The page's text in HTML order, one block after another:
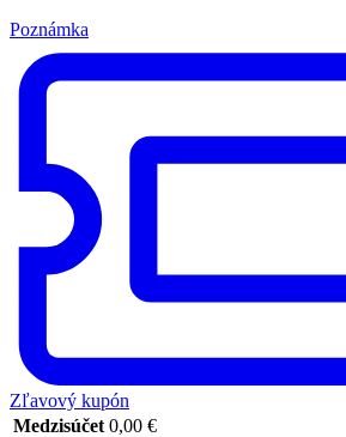
Poznámka
Zľavový kupón
Medzisúčet 0,00 €